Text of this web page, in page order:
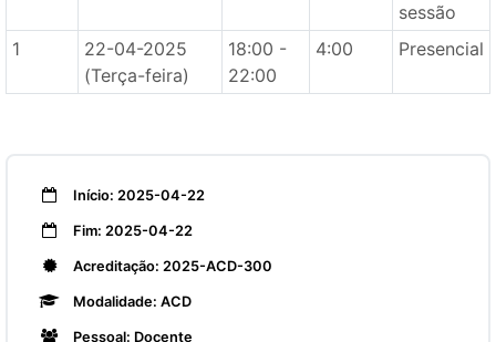
sessão
1
22-04-2025
(Terça-feira)
18:00 -
22:00
4:00 Presencial
Início: 2025-04-22
Fim: 2025-04-22
Acreditação: 2025-ACD-300
Modalidade: ACD
Pessoal: Docente